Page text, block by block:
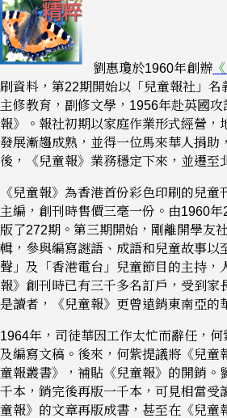
劉惠瓊於1960年創辦
刷資料，第22期開始以「兒童報社」
主修教育，副修文學，1956年赴英國
報》。報社初期以家庭作業形式經營
發展漸趨成熟，並得一位馬來華人捐助
後，《兒童報》業務穩定下來，並遷至
《兒童報》為香港首份彩色印刷的兒
主編，創刊時售價三毫一份。由1960
版了272期。第三期開始，剛離開學友
輯，參與編寫謎語、成語和兒童故事以
聲」及「香港電台」兒童節目的主持，
報》創刊時已有三千多名訂戶，受到
是讀者，《兒童報》更曾遠銷東南亞的
1964年，司徒華因工作太忙而辭任，
及編寫文稿。後來，何紫提議將《兒
童報叢書》，補貼《兒童報》的開銷。
千本，銷完後再版一千本，可見相當受
童報》的文章再版成書，甚至在《兒童